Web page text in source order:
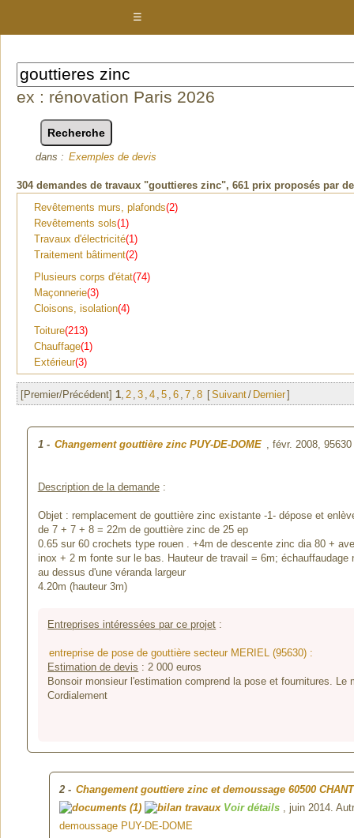
☰
ex : rénovation Paris 2026
dans : Exemples de devis
304 demandes de travaux "gouttieres zinc", 661 prix proposés par
Revêtements murs, plafonds(2)
Revêtements sols(1)
Travaux d'électricité(1)
Traitement bâtiment(2)
Plusieurs corps d'état(74)
Maçonnerie(3)
Cloisons, isolation(4)
Toiture(213)
Chauffage(1)
Extérieur(3)
[Premier/Précédent] 1, 2 , 3 , 4 , 5 , 6 , 7 , 8 Suivant/ Dernier
1- Changement gouttière zinc PUY-DE-DOME , févr. 2008,
Description de la demande:
Objet : remplacement de gouttière zinc existante -1- dépose et
de 7 + 7 + 8 = 22m de gouttière zinc de 25 ep
0.65 sur 60 crochets type rouen . +4m de descente zinc dia 80 +
inox + 2 m fonte sur le bas. Hauteur de travail = 6m;
au dessus d'une véranda largeur
4.20m (hauteur 3m)
Entreprises intéressées par ce projet :
entreprise de pose de gouttière secteur MERIEL (95630) :
Estimation de devis :2 000 euros
Bonsoir monsieur l'estimation comprend la pose et fournitures. Le
Cordialement
2 - Changement gouttiere zinc et demoussage60500
(1)
Voir détails , juin 2014.
demoussage PUY-DE-DOME